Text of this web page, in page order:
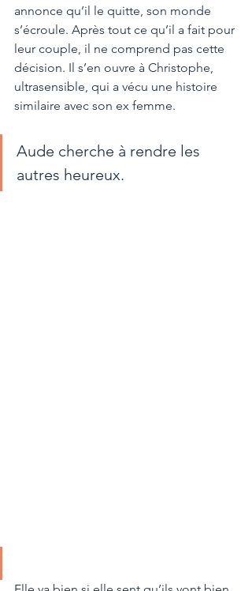
annonce qu’il le quitte, son monde
s’écroule. Après tout ce qu’il a fait pour
leur couple, il ne comprend pas cette
décision. Il s’en ouvre à Christophe,
ultrasensible, qui a vécu une histoire
similaire avec son ex femme.
Aude cherche à rendre les
autres heureux.